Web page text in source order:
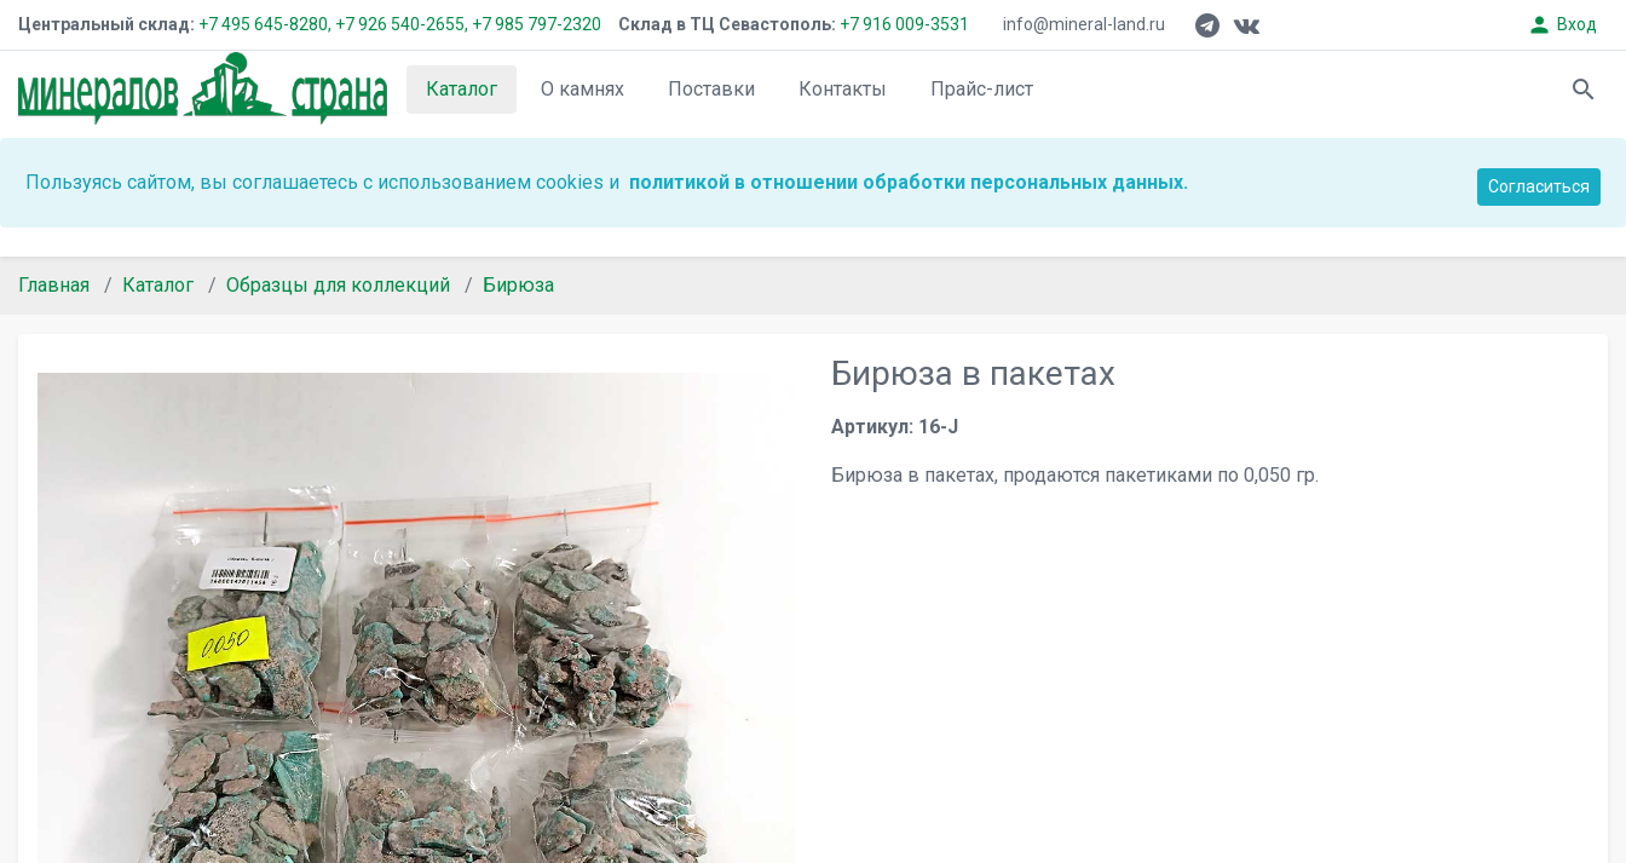
Центральный склад: +7 495 645-8280, +7 926 540-2655, +7 985 797-2320 Склад в ТЦ Севастополь: +7 916 009-3531 info@mineral-land.ru person Вход
Каталог О камнях Поставки Контакты Прайс-лист search
Пользуясь сайтом, вы соглашаетесь с использованием cookies и политикой в отношении обработки персональных данных. Согласиться
Главная Каталог Образцы для коллекций Бирюза
Бирюза в пакетах
Артикул: 16-J
Бирюза в пакетах, продаются пакетиками по 0,050 гр.